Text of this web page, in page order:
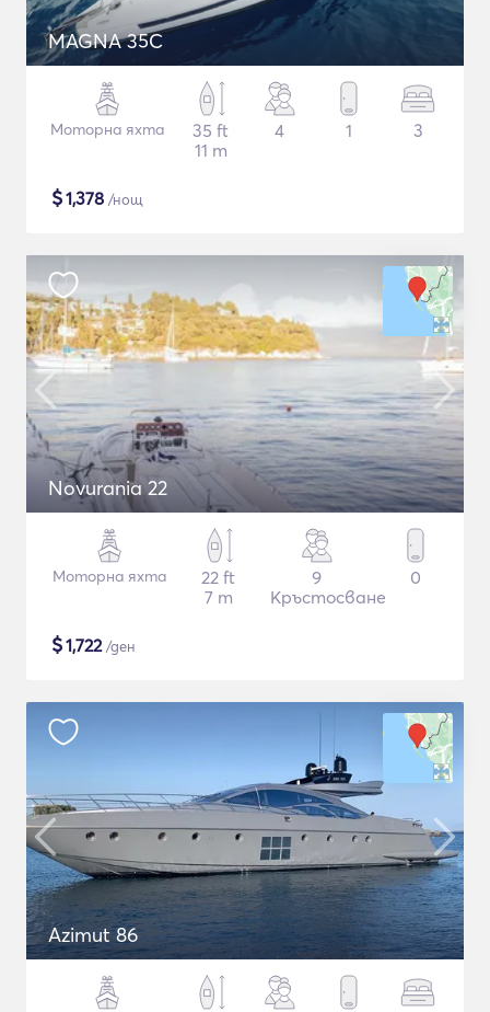
MAGNA 35C
Моторна яхта
35 ft
11 m
4 1 3
$1,378 /нощ
Novurania 22
Моторна яхта
22 ft
7 m
9
Кръстосване
0
$1,722/ден
Azimut 86